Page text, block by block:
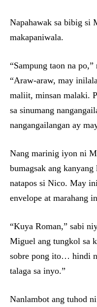
Napahawak sa bibig si
makapaniwala.
“Sampung taon na
“Araw-araw, may
maliit, minsan malaki.
sa sinumang
nangangailangan ay
Nang marinig iyon ni
bumagsak ang
natapos si Nico. May
envelope at marahang
“Kuya Roman,” sabi
Miguel ang tungkol sa
sobre pong ito… hindi
talaga sa inyo.”
Nanlambot ang tuhod